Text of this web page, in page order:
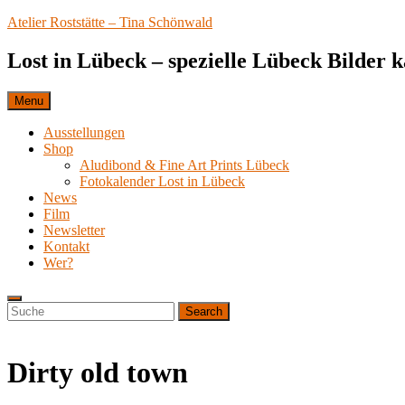
Skip
content
Atelier Roststätte – Tina Schönwald
Lost in Lübeck – spezielle Lübeck Bilder
Menu
Ausstellungen
Shop
Aludibond & Fine Art Prints Lübeck
Fotokalender Lost in Lübeck
News
Film
Newsletter
Kontakt
Wer?
Search
Search
for:
Search
Dirty old town